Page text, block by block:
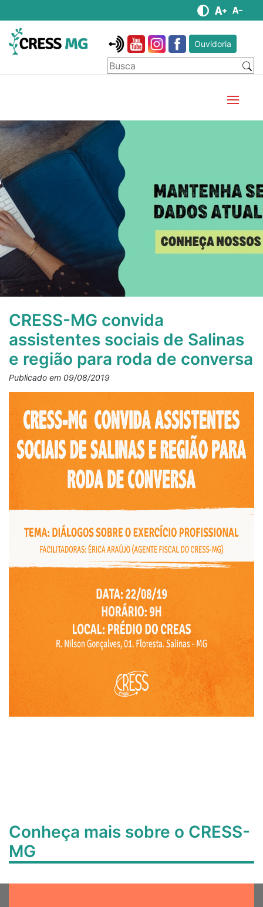
Ouvidoria
CRESS-MG convida
assistentes sociais de Salinas
e região para roda de conversa
Publicado em 09/08/2019
Conheça mais sobre o CRESS-
MG